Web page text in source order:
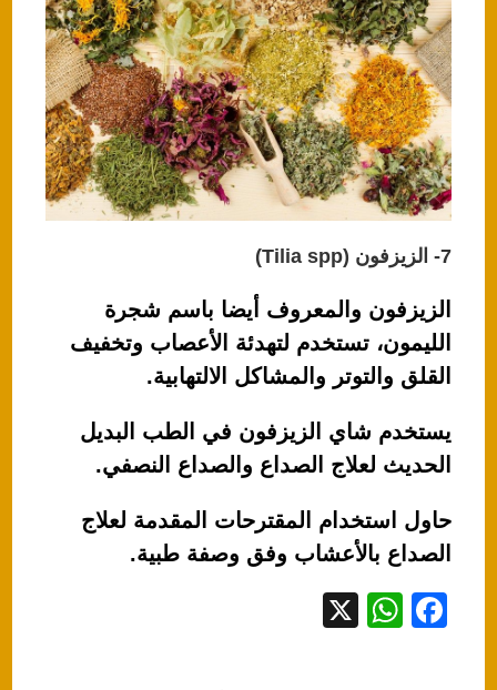
7- الزيزفون (Tilia spp)
الزيزفون والمعروف أيضا باسم شجرة
الليمون، تستخدم لتهدئة الأعصاب وتخفيف
القلق والتوتر والمشاكل الالتهابية.
يستخدم شاي الزيزفون في الطب البديل
الحديث لعلاج الصداع والصداع النصفي.
حاول استخدام المقترحات المقدمة لعلاج
الصداع بالأعشاب وفق وصفة طبية.
F
W